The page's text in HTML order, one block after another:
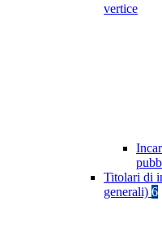
vertice
Titolari di
generali) 6